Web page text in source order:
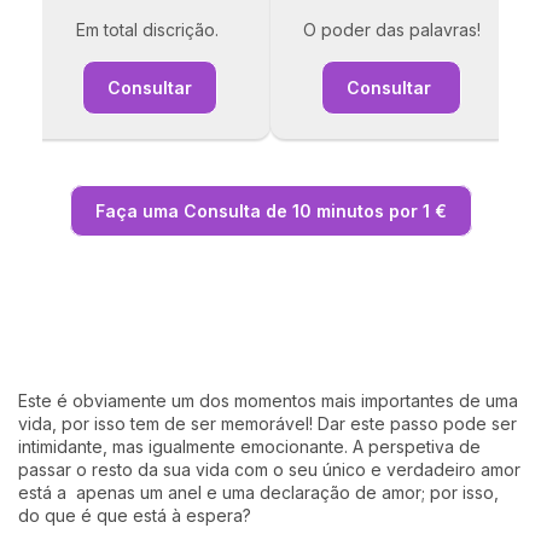
Em total discrição.
Consultar
O poder das palavras!
Consultar
Faça uma Consulta de 10 minutos por 1 €
Este é obviamente um dos momentos mais importantes de uma
vida, por isso tem de ser memorável! Dar este passo pode ser
intimidante, mas igualmente emocionante. A perspetiva de
passar o resto da sua vida com o seu único e verdadeiro amor
está a apenas um anel e uma declaração de amor; por isso,
do que é que está à espera?